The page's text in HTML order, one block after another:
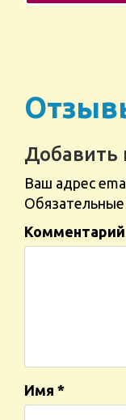
Добавить
Ваш адрес
Комментарий
Имя *